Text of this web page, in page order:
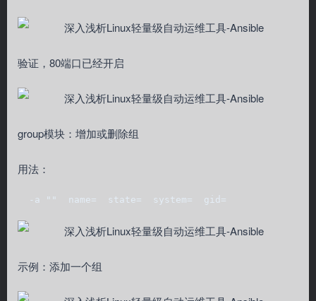
验证，80端口已经开启
group模块：增加或删除组
用法：
  -a ""  name=  state=  system=  gid=
示例：添加一个组